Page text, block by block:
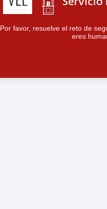
Por favor, resuelve el reto de
eres